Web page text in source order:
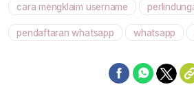
cara mengklaim username
pendaftaran whatsapp whatsapp